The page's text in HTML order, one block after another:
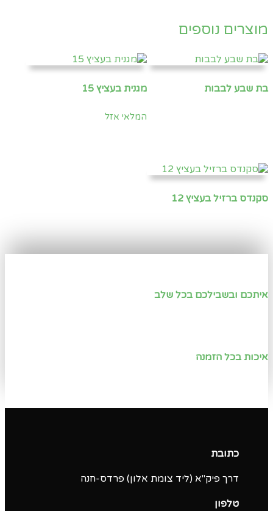
מוצרים נוספים
בת שבע לבבות מגנית בעציץ 15
המלאי אזל
סקנדס ברזיל בעציץ 12
איתכם ובשבילכם בכל שלב
איכות בכל הזמנה
כתובת
דרך פיק"א (ליד צומת אלון) פרדס-חנה
טלפון